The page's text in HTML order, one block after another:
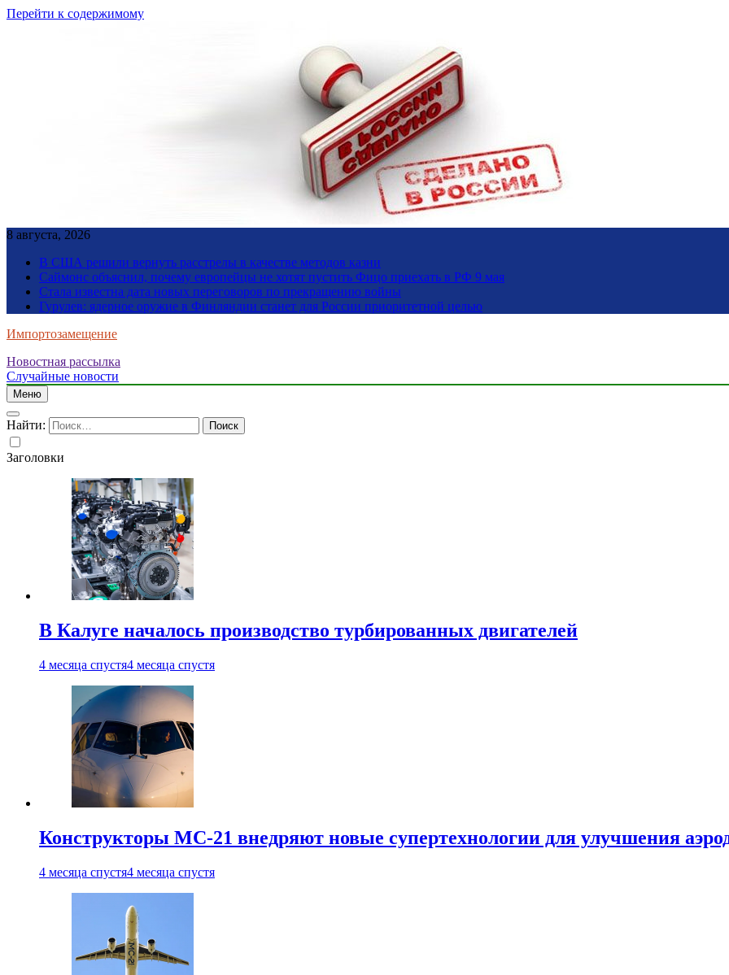
Перейти к содержимому
8 августа, 2026
В США решили вернуть расстрелы в качестве методов казни
Саймонс объяснил, почему европейцы не хотят пустить Фицо приехать в РФ 9 мая
Стала известна дата новых переговоров по прекращению войны
Гурулев: ядерное оружие в Финляндии станет для России приоритетной целью
Импортозамещение
Новостная рассылка
Случайные новости
Меню
Найти:
Заголовки
В Калуге началось производство турбированных двигателей
4 месяца спустя4 месяца спустя
Конструкторы МС-21 внедряют новые супертехнологии для улучшения
4 месяца спустя4 месяца спустя